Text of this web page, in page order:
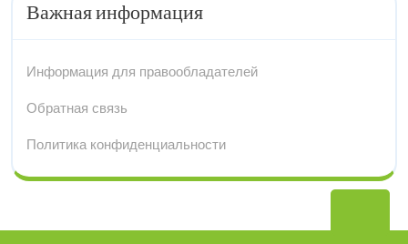
Важная информация
Информация для правообладателей
Обратная связь
Политика конфиденциальности